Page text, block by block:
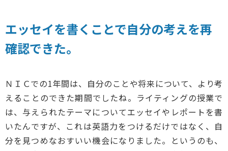
エッセイを書くことで自分の考えを再
確認できた。
ＮＩＣでの1年間は、自分のことや将来について、より考
えることのできた期間でしたね。ライティングの授業で
は、与えられたテーマについてエッセイやレポートを書
いたんですが、これは英語力をつけるだけではなく、自
分を見つめなおすいい機会になりました。というのも、